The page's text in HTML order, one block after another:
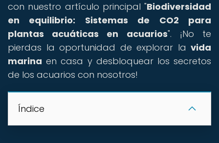
con nuestro artículo principal "Biodiversidad
en equilibrio: Sistemas de CO2 para
plantas acuáticas en acuarios". ¡No te
pierdas la oportunidad de explorar la vida
marina en casa y desbloquear los secretos
de los acuarios con nosotros!
Índice